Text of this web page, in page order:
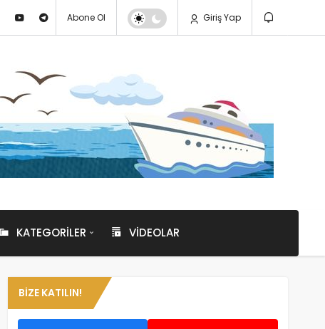
Abone Ol Giriş Yap
KATEGORILER VIDEOLAR
BIZE KATILIN!